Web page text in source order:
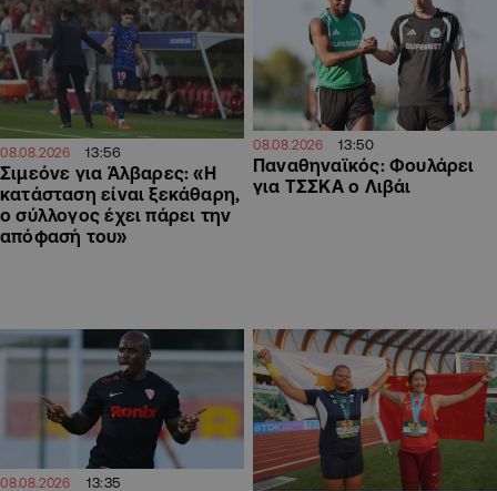
08.08.2026 13:56
Σιμεόνε για Άλβαρες: «Η
κατάσταση είναι ξεκάθαρη,
ο σύλλογος έχει πάρει την
απόφασή του»
08.08.2026 13:50
Παναθηναϊκός: Φουλάρει
για ΤΣΣΚΑ ο Λιβάι
08.08.2026 13:35